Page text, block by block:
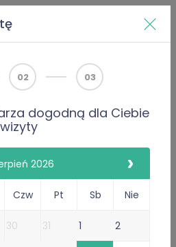
Mariusz Musak
2411 poleceń lekarza
02 03
dogodną dla Ciebie
2026
Czw Pt Sb Nie
30 31 1 2